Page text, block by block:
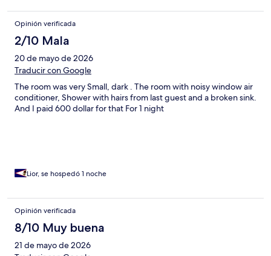
to finish. Great people, great atmosphere, and a team that goes
above and beyond to make you feel comfortable and taken care
of. I would absolutely stay here again and highly recommend it
to anyone visiting the area.
Opinión verificada
2/10 Mala
20 de mayo de 2026
Traducir con Google
The room was very Small, dark . The room with noisy window air
conditioner, Shower with hairs from last guest and a broken sink.
And I paid 600 dollar for that For 1 night
Lior, se hospedó 1 noche
Opinión verificada
8/10 Muy buena
21 de mayo de 2026